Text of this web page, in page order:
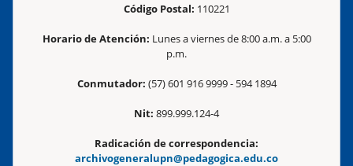
Código Postal: 110221
Horario de Atención: Lunes a viernes de 8:00 a.m. a 5:00
p.m.
Conmutador: (57) 601 916 9999 - 594 1894
Nit: 899.999.124-4
Radicación de correspondencia:
archivogeneralupn@pedagogica.edu.co